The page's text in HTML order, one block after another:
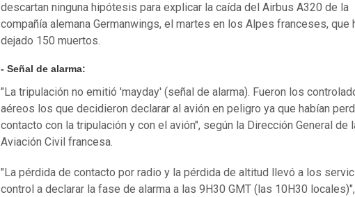
descartan ninguna hipótesis para explicar la caída del Airbus A320 de la
compañía alemana Germanwings, el martes en los Alpes franceses, que
dejado 150 muertos.
- Señal de alarma:
"La tripulación no emitió 'mayday' (señal de alarma). Fueron los
aéreos los que decidieron declarar al avión en peligro ya que habían
contacto con la tripulación y con el avión", según la Dirección General de
Aviación Civil francesa.
"La pérdida de contacto por radio y la pérdida de altitud llevó a los
control a declarar la fase de alarma a las 9H30 GMT (las 10H30